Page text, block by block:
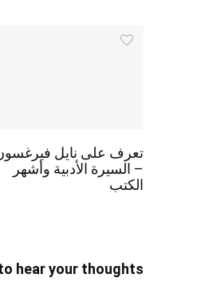
تعرف على نايل
– السيرة الأدبية وأشهر
الكتب
hear your thoughts